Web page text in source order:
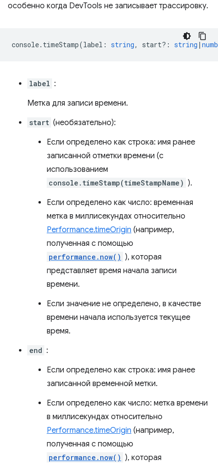
особенно когда DevTools не записывает трассировку.
console. timeStamp(label : string, start? : string |
label :
Метка для записи времени.
start (необязательно):
Если определено как строка: имя ранее
записанной отметки времени (с
использованием
console.timeStamp(timeStampName) ).
Если определено как число: временная
метка в миллисекундах относительно
Performance.timeOrigin (например,
полученная с помощью
performance.now() ), которая
представляет время начала записи
времени.
Если значение не определено, в качестве
времени начала используется текущее
время.
end :
Если определено как строка: имя ранее
записанной временной метки.
Если определено как число: метка времени
в миллисекундах относительно
Performance.timeOrigin (например,
полученная с помощью
performance.now() ), которая